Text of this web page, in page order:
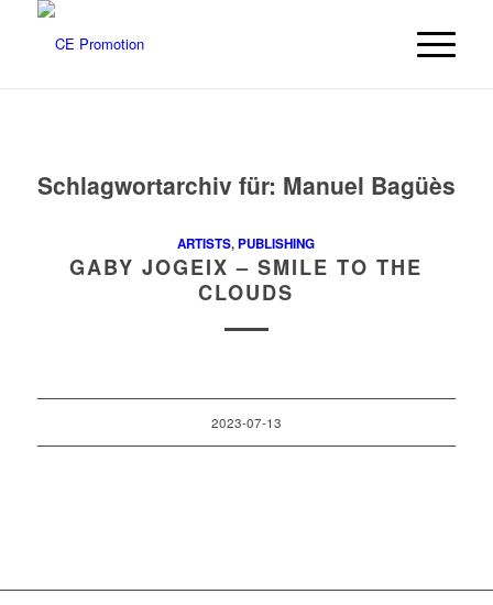
Schlagwortarchiv für: Manuel Bagüès
ARTISTS,PUBLISHING
GABY JOGEIX – SMILE TO THE
CLOUDS
2023-07-13